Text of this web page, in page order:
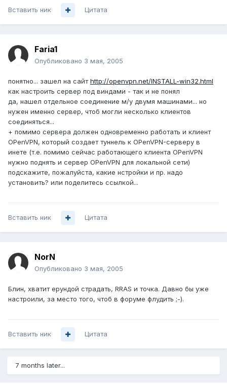
Вставить ник Цитата
Faria1
Опубликовано 3 мая, 2005
понятно... зашел на сайтhttp://openvpn.net/INSTALL-win32.html
как настроить сервер под виндами - так и не понял
да, нашел отдельное соединение м/у двумя машинами... но
нужен именно сервер, чтоб могли несколько клиентов
соединяться...
+ помимо сервера должен одновременно работать и клиент
OPenVPN, который создает туннель к OPenVPN-серверу в
инете (т.е. помимо сейчас работающего клиента OPenVPN
нужно поднять и сервер OPenVPN для локальной сети)
подскажите, пожалуйста, какие нстройки и пр. надо
установить? или поделитесь ссылкой...
Вставить ник Цитата
NorN
Опубликовано 3 мая, 2005
Блин, хватит ерундой страдать, RRAS и точка. Давно бы уже
настроили, за место того, чтоб в форуме флудить ;-).
Вставить ник Цитата
7 months later...